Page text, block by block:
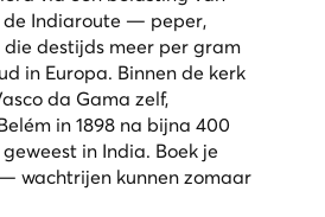
de Indiaroute — peper,
destijds meer per gram
in Europa. Binnen de kerk
da Gama zelf,
in 1898 na bijna 400
in India. Boek je
wachtrijen kunnen zomaar